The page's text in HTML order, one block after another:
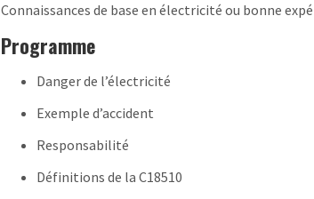
Connaissances de base en électricité ou bonne
Programme
Danger de l’électricité
Exemple d’accident
Responsabilité
Définitions de la C18510